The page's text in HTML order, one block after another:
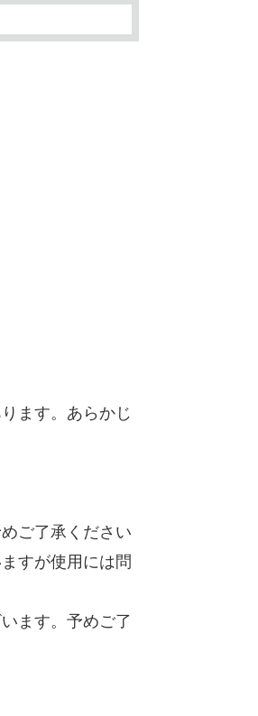
ます。あらかじ
ご了承ください
すが使用には問
ます。予めご了